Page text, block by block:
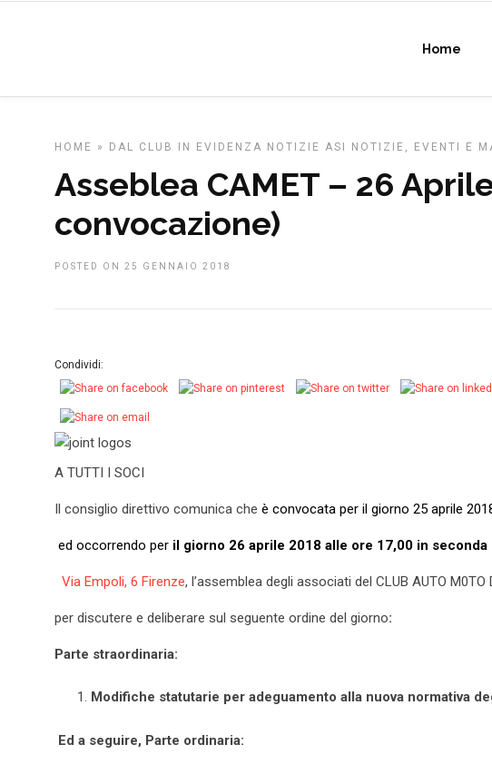
Home
HOME » DAL CLUB IN EVIDENZA NOTIZIE ASI NOTIZIE, EVENTI E
Asseblea CAMET – 26
convocazione)
POSTED ON 25 GENNAIO 2018
Condividi:
A TUTTI I SOCI
Il consiglio direttivo comunica che è convocata per il giorno 25 aprile
ed occorrendo per il giorno 26 aprile 2018 alle ore 17,00 in seconda
Via Empoli, 6 Firenze, l’assemblea degli associati del CLUB AUTO M0TO
per discutere e deliberare sul seguente ordine del giorno:
Parte straordinaria:
Modifiche statutarie per adeguamento alla nuova normativa
Ed a seguire, Parte ordinaria: